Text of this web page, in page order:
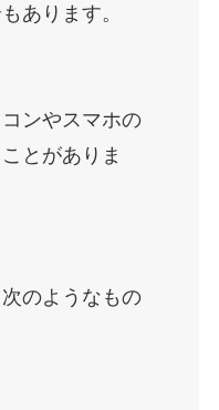
あります。
ンやスマホの
とがありま
のようなもの